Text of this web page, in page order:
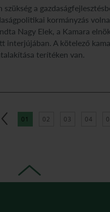
szükség a
kormányzás volna
Nagy Elek, a Kamara
interjújában. A kötelező
terítéken van.
01 02 03 04